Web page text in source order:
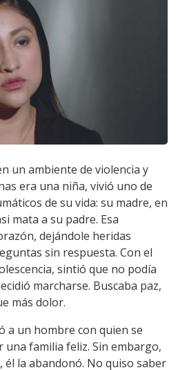
un ambiente de violencia y
era una niña, vivió uno de
de su vida: su madre, en
mata a su padre. Esa
dejándole heridas
sin respuesta. Con el
sintió que no podía
marcharse. Buscaba paz,
más dolor.
a un hombre con quien se
familia feliz. Sin embargo,
él la abandonó. No quiso saber